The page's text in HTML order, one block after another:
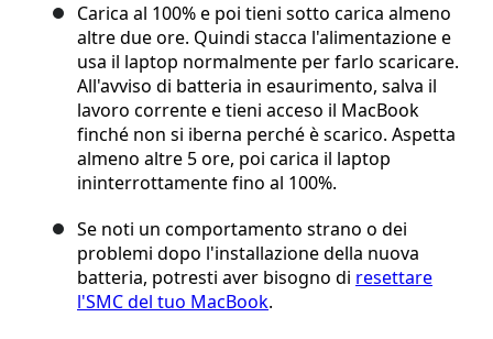
Carica al 100% e poi tieni sotto carica almeno
altre due ore. Quindi stacca l'alimentazione e
usa il laptop normalmente per farlo scaricare.
All'avviso di batteria in esaurimento, salva il
lavoro corrente e tieni acceso il MacBook
finché non si iberna perché è scarico. Aspetta
almeno altre 5 ore, poi carica il laptop
ininterrottamente fino al 100%.
Se noti un comportamento strano o dei
problemi dopo l'installazione della nuova
batteria, potresti aver bisogno di resettare
l'SMC del tuo MacBook.